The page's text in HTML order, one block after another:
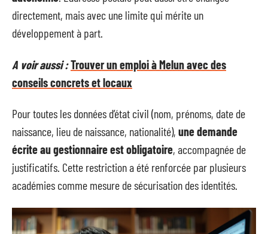
directement, mais avec une limite qui mérite un
développement à part.
A voir aussi :Trouver un emploi à Melun avec des
conseils concrets et locaux
Pour toutes les données d’état civil (nom, prénoms, date de
naissance, lieu de naissance, nationalité), une demande
écrite au gestionnaire est obligatoire, accompagnée de
justificatifs. Cette restriction a été renforcée par plusieurs
académies comme mesure de sécurisation des identités.